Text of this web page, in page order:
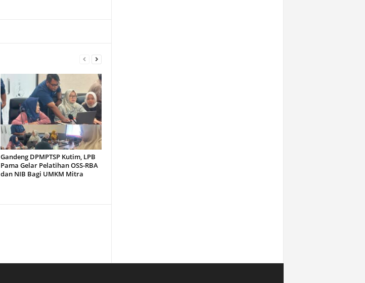
Gandeng DPMPTSP Kutim, LPB
Pama Gelar Pelatihan OSS-RBA
dan NIB Bagi UMKM Mitra